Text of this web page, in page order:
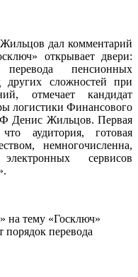
дал комментарий
открывает двери:
пенсионных
других сложностей при
отмечает кандидат
логистики Финансового
Денис Жильцов. Первая
аудитория, готовая
немногочисленна,
сервисов
на тему «Госключ»
перевода